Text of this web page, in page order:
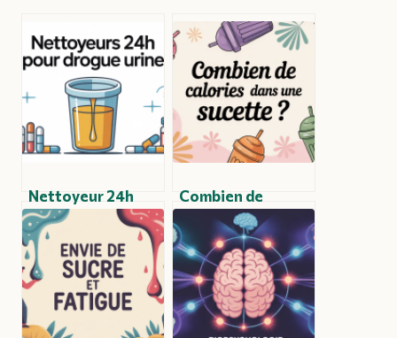
Nettoyeur 24h
drogue urine :
mythe ou réalité
pour le dépistage ?
Combien de
calories dans une
sucette et ce qu’il
faut savoir